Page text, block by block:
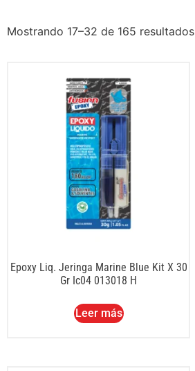
Mostrando 17–32 de 165 resultados
Epoxy Liq. Jeringa Marine Blue Kit X 30
Gr Ic04 013018 H
Leer más